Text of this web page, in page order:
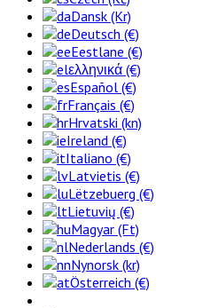
Dansk (Kr)
Deutsch (€)
Eestlane (€)
ελληνικά (€)
Español (€)
Français (€)
Hrvatski (kn)
Ireland (€)
Italiano (€)
Latvietis (€)
Lëtzebuerg (€)
Lietuvių (€)
Magyar (Ft)
Nederlands (€)
Nynorsk (kr)
Österreich (€)